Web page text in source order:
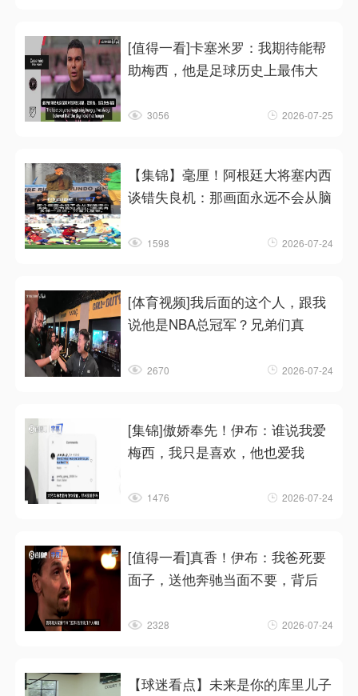
[值得一看]卡塞米罗：我期待能帮
助梅西，他是足球历史上最伟大
3056 2026-07-25
【集锦】毫厘！阿根廷大将塞内西
谈错失良机：那画面永远不会从脑
1598 2026-07-24
[体育视频]我后面的这个人，跟我
说他是NBA总冠军？兄弟们真
2670 2026-07-24
[集锦]傲娇奉先！伊布：谁说我爱
梅西，我只是喜欢，他也爱我
1476 2026-07-24
[值得一看]真香！伊布：我爸死要
面子，送他奔驰当面不要，背后
2328 2026-07-24
【球迷看点】未来是你的库里儿子